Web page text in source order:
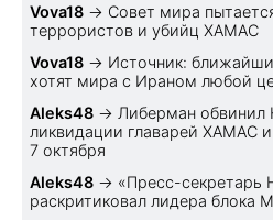
Vova18 → Совет мира
террористов и убийц ХАМАС
Vova18 → Источник:
хотят мира с Ираном любой
Aleks48 → Либерман обвинил
ликвидации главарей ХАМАС
7 октября
Aleks48 → «Пресс-секретарь
раскритиковал лидера блока